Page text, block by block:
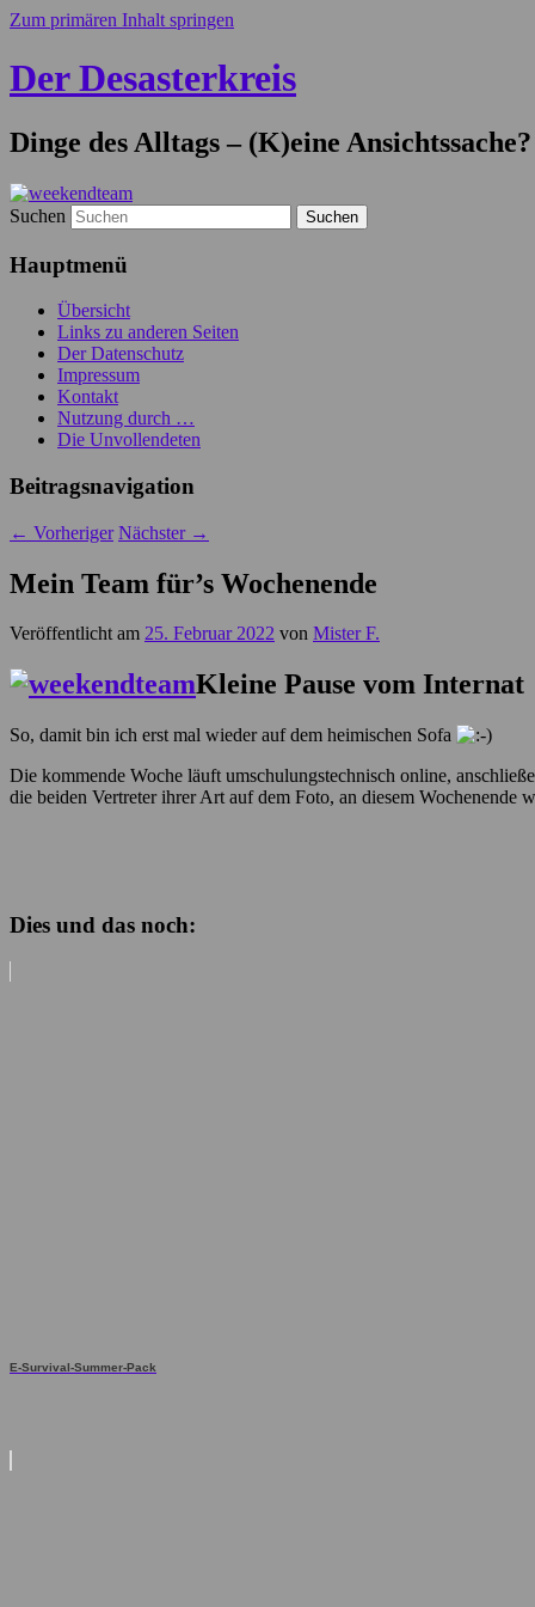
Zum primären Inhalt springen
Der Desasterkreis
Dinge des Alltags – (K)eine Ansichtssache?
Suchen
Hauptmenü
Übersicht
Links zu anderen Seiten
Der Datenschutz
Impressum
Kontakt
Nutzung durch …
Die Unvollendeten
Beitragsnavigation
← Vorheriger Nächster →
Mein Team für’s Wochenende
Veröffentlicht am 25. Februar 2022 von Mister F.
Kleine Pause vom Internat
So, damit bin ich erst mal wieder auf dem heimischen Sofa
Die kommende Woche läuft umschulungstechnisch online,
die beiden Vertreter ihrer Art auf dem Foto, an diesem Wochenende
Dies und das noch:
E-Survival-Summer-Pack